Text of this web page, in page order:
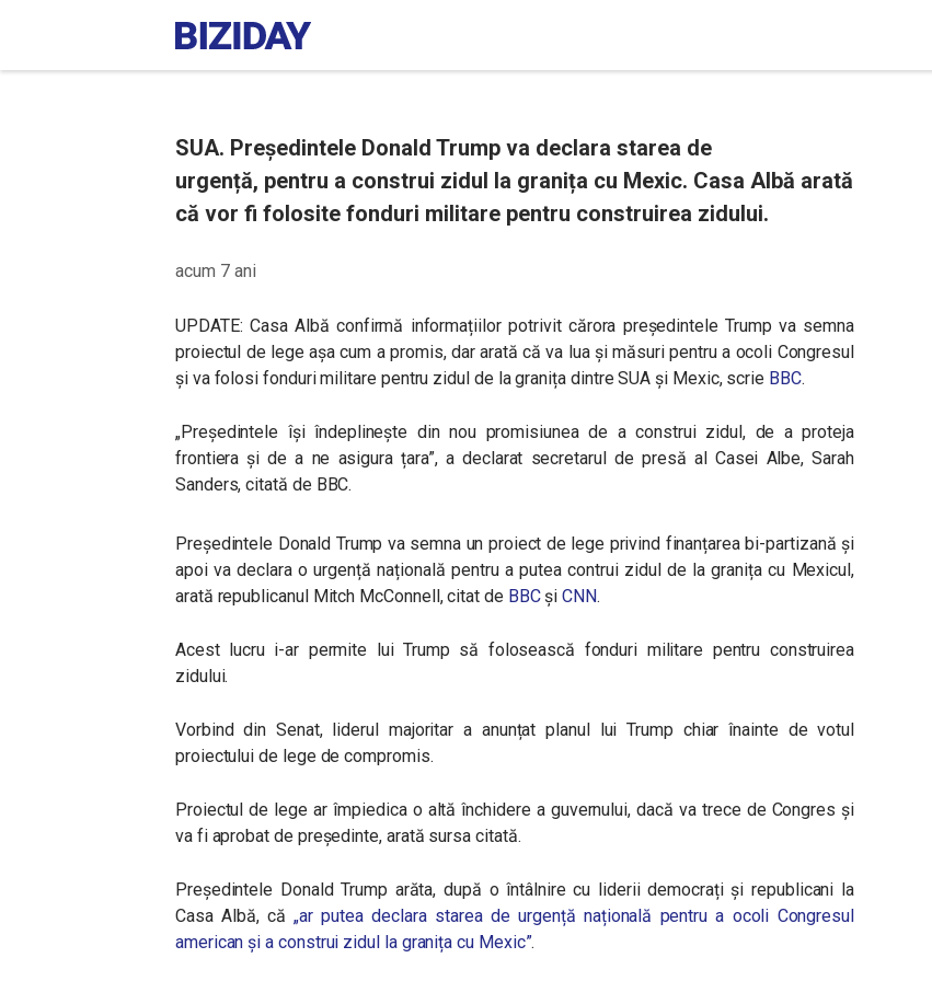
SUA. Președintele Donald Trump va declara starea de
urgență, pentru a construi zidul la granița cu Mexic. Casa Albă arată
că vor fi folosite fonduri militare pentru construirea zidului.
acum 7 ani
UPDATE: Casa Albă confirmă informațiilor potrivit cărora președintele Trump va semna
proiectul de lege așa cum a promis, dar arată că va lua și măsuri pentru a ocoli Congresul
și va folosi fonduri militare pentru zidul de la granița dintre SUA și Mexic, scrie BBC.
„Președintele își îndeplinește din nou promisiunea de a construi zidul, de a proteja
frontiera și de a ne asigura țara”, a declarat secretarul de presă al Casei Albe, Sarah
Sanders, citată de BBC.
Președintele Donald Trump va semna un proiect de lege privind finanțarea bi-partizană și
apoi va declara o urgență națională pentru a putea contrui zidul de la granița cu Mexicul,
arată republicanul Mitch McConnell, citat de BBCșiCNN.
Acest lucru i-ar permite lui Trump să folosească fonduri militare pentru construirea
zidului.
Vorbind din Senat, liderul majoritar a anunțat planul lui Trump chiar înainte de votul
proiectului de lege de compromis.
Proiectul de lege ar împiedica o altă închidere a guvernului, dacă va trece de Congres și
va fi aprobat de președinte, arată sursa citată.
Președintele Donald Trump arăta, după o întâlnire cu liderii democrați și republicani la
Casa Albă, că„ar putea declara starea de urgență națională pentru a ocoli Congresul
american și a construi zidul la granița cu Mexic”.